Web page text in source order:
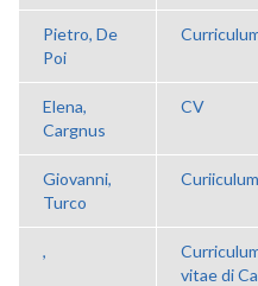
Pietro, De
Poi
Elena,
Cargnus
CV
Giovanni,
Turco
Curiiculum
,
vitae di